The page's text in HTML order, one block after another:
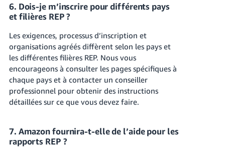
6. Dois-je m’inscrire pour différents pays
et filières REP ?
Les exigences, processus d’inscription et
organisations agréés diffèrent selon les pays et
les différentes filières REP. Nous vous
encourageons à consulter les pages spécifiques à
chaque pays et à contacter un conseiller
professionnel pour obtenir des instructions
détaillées sur ce que vous devez faire.
7. Amazon fournira-t-elle de l’aide pour les
rapports REP ?